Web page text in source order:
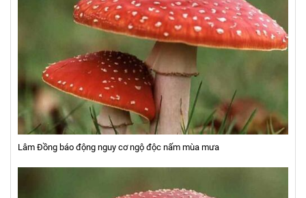
Lâm Đồng báo động nguy cơ ngộ độc nấm mùa mưa